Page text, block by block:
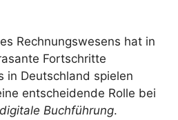
Rechnungswesens hat in
Fortschritte
in Deutschland spielen
entscheidende Rolle bei
digitale Buchführung.